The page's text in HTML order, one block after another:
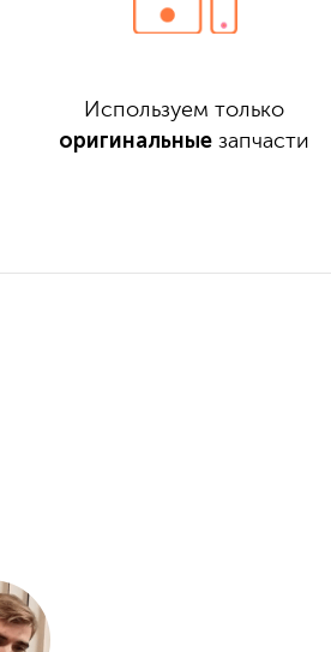
Используем только
оригинальные запчасти